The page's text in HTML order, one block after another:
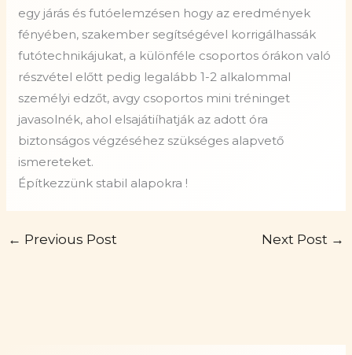
egy járás és futóelemzésen hogy az eredmények
fényében, szakember segítségével korrigálhassák
futótechnikájukat, a különféle csoportos órákon való
részvétel előtt pedig legalább 1-2 alkalommal
személyi edzőt, avgy csoportos mini tréninget
javasolnék, ahol elsajátiíhatják az adott óra
biztonságos végzéséhez szükséges alapvető
ismereteket.
Építkezzünk stabil alapokra !
← Previous Post Next Post →